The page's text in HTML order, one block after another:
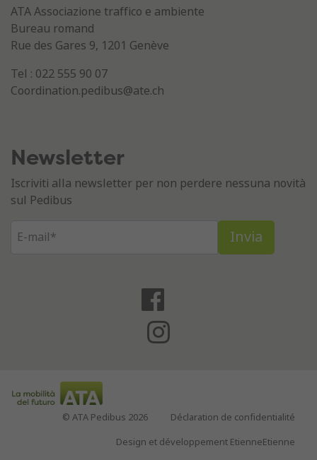
ATA Associazione traffico e ambiente
Bureau romand
Rue des Gares 9, 1201 Genève
Tel : 022 555 90 07
Coordination.pedibus@ate.ch
Newsletter
Iscriviti alla newsletter per non perdere nessuna novità
sul Pedibus
© ATA Pedibus 2026
Déclaration de confidentialité
Design et développement EtienneEtienne